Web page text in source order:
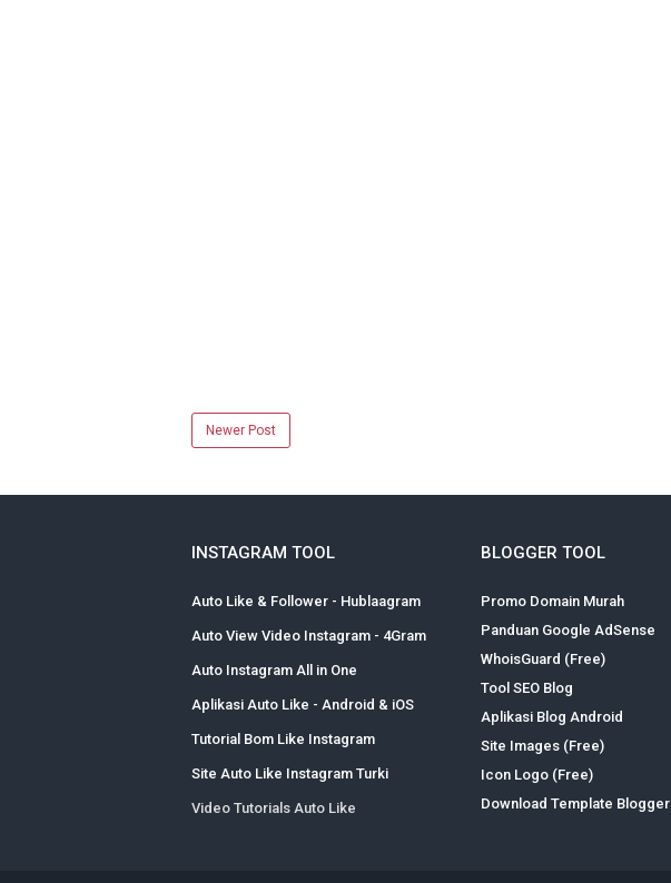
Newer Post
INSTAGRAM TOOL
Auto Like & Follower - Hublaagram
Auto View Video Instagram - 4Gram
Auto Instagram All in One
Aplikasi Auto Like - Android & iOS
Tutorial Bom Like Instagram
Site Auto Like Instagram Turki
Video Tutorials Auto Like
BLOGGER TOOL
Promo Domain Murah
Panduan Google AdSense
WhoisGuard (Free)
Tool SEO Blog
Aplikasi Blog Android
Site Images (Free)
Icon Logo (Free)
Download Template Blogger